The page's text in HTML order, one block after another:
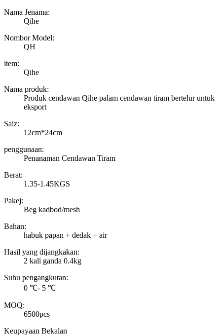
Nama Jenama:
Qihe
Nombor Model:
QH
item:
Qihe
Nama produk:
Produk cendawan Qihe palam cendawan tiram bertelur untuk
eksport
Saiz:
12cm*24cm
penggunaan:
Penanaman Cendawan Tiram
Berat:
1.35-1.45KGS
Pakej:
Beg kadbod/mesh
Bahan:
habuk papan + dedak + air
Hasil yang dijangkakan:
2 kali ganda 0.4kg
Suhu pengangkutan:
0 ℃- 5 ℃
MOQ:
6500pcs
Keupayaan Bekalan